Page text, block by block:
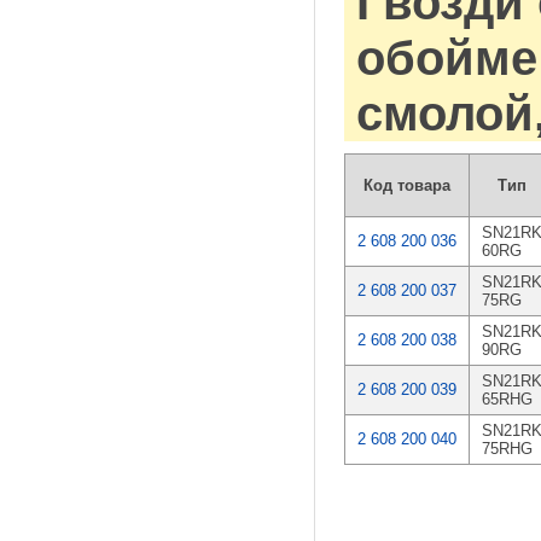
Код товара Тип
2 608 200 036
SN21RK
60RG
2 608 200 037
SN21RK
75RG
2 608 200 038
SN21RK
90RG
2 608 200 039
SN21RK
65RHG
2 608 200 040
SN21RK
75RHG